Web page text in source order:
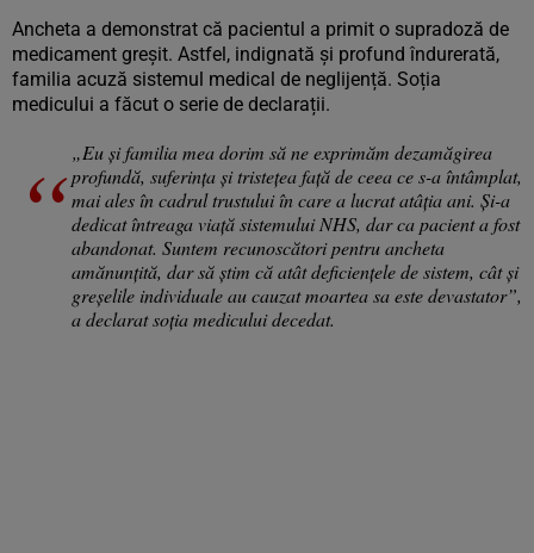
Ancheta a demonstrat că pacientul a primit o supradoză de
medicament greșit. Astfel, indignată și profund îndurerată,
familia acuză sistemul medical de neglijență. Soția
medicului a făcut o serie de declarații.
„Eu și familia mea dorim să ne exprimăm dezamăgirea
profundă, suferința și tristețea față de ceea ce s-a întâmplat,
mai ales în cadrul trustului în care a lucrat atâția ani. Și-a
dedicat întreaga viață sistemului NHS, dar ca pacient a fost
abandonat. Suntem recunoscători pentru ancheta
amănunțită, dar să știm că atât deficiențele de sistem, cât și
greșelile individuale au cauzat moartea sa este devastator”,
a declarat soția medicului decedat.